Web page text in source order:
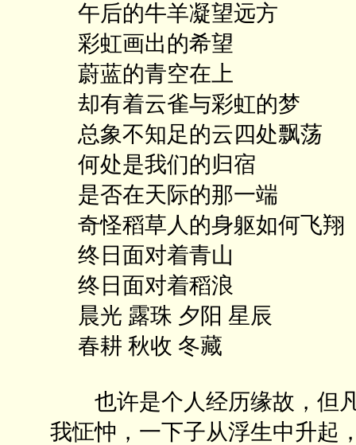
午后的牛羊凝望远方
彩虹画出的希望
蔚蓝的青空在上
却有着云雀与彩虹的梦
总象不知足的云四处飘荡
何处是我们的归宿
是否在天际的那一端
奇怪稻草人的身躯如何飞翔
终日面对着青山
终日面对着稻浪
晨光 露珠 夕阳 星辰
春耕 秋收 冬藏
也许是个人经历缘故，但凡
我怔忡，一下子从浮生中升起